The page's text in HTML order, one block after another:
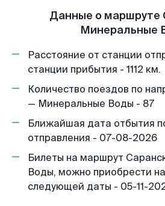
Данные о маршруте
Минеральные
Расстояние от станции
станции прибытия - 1112 км.
Количество поездов по
— Минеральные Воды - 87
Ближайшая дата отбытия
отправления - 07-08-2026
Билеты на маршрут
Воды, можно приобрести
следующей даты - 05-11-